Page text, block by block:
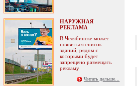
НАРУЖНАЯ
РЕКЛАМА
В Челябинске может
появиться список
зданий, рядом с
которыми будет
запрещено размещать
рекламу
Читать дальше...